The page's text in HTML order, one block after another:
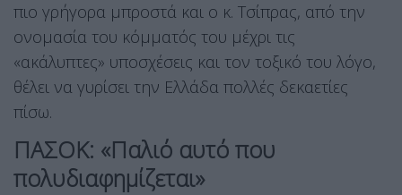
πιο γρήγορα μπροστά και ο κ. Τσίπρας, από την
ονομασία του κόμματός του μέχρι τις
«ακάλυπτες» υποσχέσεις και τον τοξικό του λόγο,
θέλει να γυρίσει την Ελλάδα πολλές δεκαετίες
πίσω.
ΠΑΣΟΚ: «Παλιό αυτό που
πολυδιαφημίζεται»